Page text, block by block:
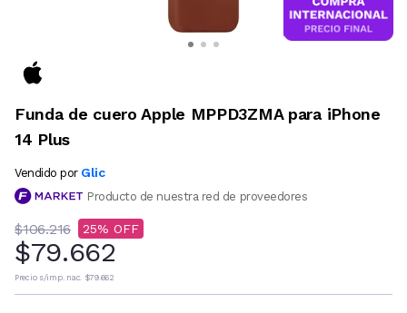
Funda de cuero Apple MPPD3ZMA para iPhone
14 Plus
Vendido por Glic
Producto de nuestra red de proveedores
$106.216 25
$79.662
Precio s/imp. nac. $79.662